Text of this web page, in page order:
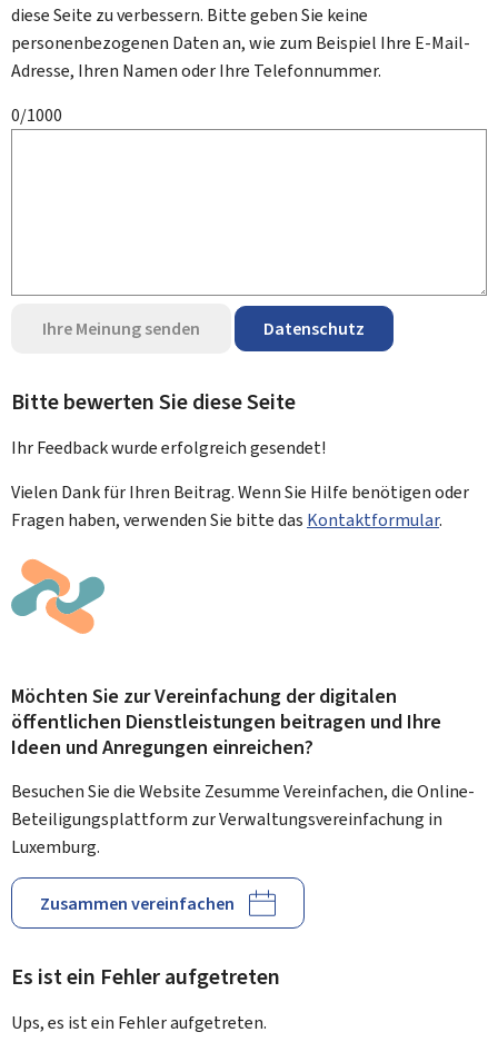
diese Seite zu verbessern. Bitte geben Sie keine
personenbezogenen Daten an, wie zum Beispiel Ihre E-Mail-
Adresse, Ihren Namen oder Ihre Telefonnummer.
0/1000
Ihre Meinung senden Datenschutz
Bitte bewerten Sie diese Seite
Ihr Feedback wurdeerfolgreichgesendet!
Vielen Dank für Ihren Beitrag. Wenn Sie Hilfe benötigen oder
Fragen haben, verwenden Sie bitte das Kontaktformular.
Möchten Sie zur Vereinfachung der digitalen
öffentlichen Dienstleistungen beitragen und Ihre
Ideen und Anregungen einreichen?
Besuchen Sie die Website Zesumme Vereinfachen, die Online-
Beteiligungsplattform zur Verwaltungsvereinfachung in
Luxemburg.
Zusammen vereinfachen
Es ist ein Fehler aufgetreten
Ups, es ist ein Fehler aufgetreten.